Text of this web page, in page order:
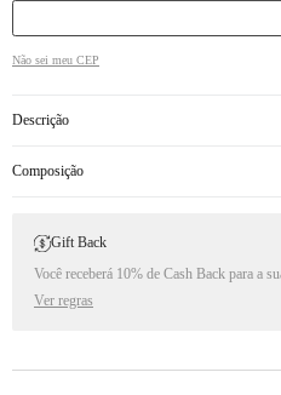
Não sei meu CEP
Descrição
Composição
Gift Back
Você receberá 10% de Cash Back para a
Ver regras